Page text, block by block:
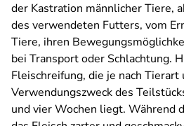
der Kastration männlicher Tiere,
des verwendeten Futters, vom
Tiere, ihren
bei Transport oder Schlachtung.
Fleischreifung, die je nach Tierart
Verwendungszweck des
und vier Wochen liegt. Während